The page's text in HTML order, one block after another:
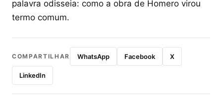
palavra odisseia: como a obra de Homero virou
termo comum.
COMPARTILHAR WhatsApp Facebook X
LinkedIn